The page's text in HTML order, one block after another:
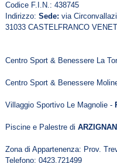
Codice F.I.N.: 438745
Indirizzo: Sede: via
31033 CASTELFRANCO
Centro Sport & Benessere La
Centro Sport & Benessere
Villaggio Sportivo Le Magnolie -
Piscine e Palestre di
Zona di Appartenenza: Prov.
Telefono: 0423.721499